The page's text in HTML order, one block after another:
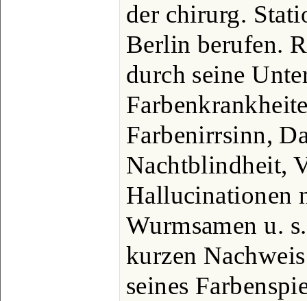
der chirurg.
Berlin berufen.
durch seine
Farbenirrsinn,
Nachtblindheit,
Hallucinationen
Wurmsamen u.
kurzen
seines